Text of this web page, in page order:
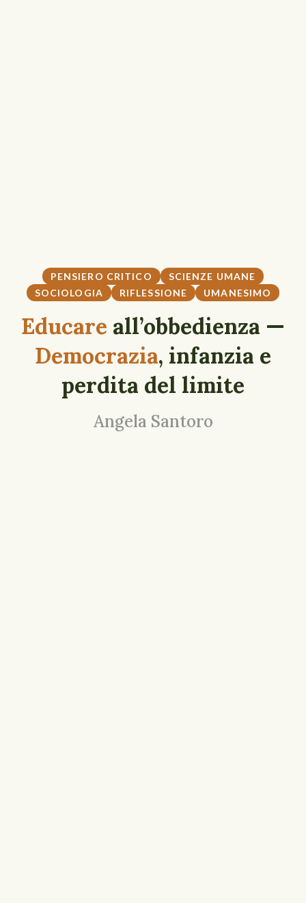
PENSIERO CRITICO
SCIENZE UMANE
SOCIOLOGIA
RIFLESSIONE UMANESIMO
Educare all’obbedienza —
Democrazia, infanzia e
perdita del limite
Angela Santoro